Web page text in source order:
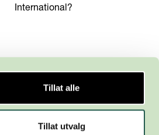
Tillat alle
Tillat utvalg
International?